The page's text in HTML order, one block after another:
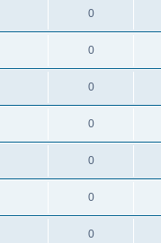
0
0
0
0
0
0
0